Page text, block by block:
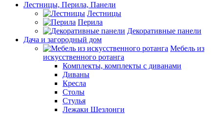
Лестницы, Перила, Панели
Лестницы
Перила
Декоративные панели
Дача и загородный дом
Мебель из
искусственного ротанга
Комплекты, комплекты с диванами
Диваны
Кресла
Столы
Стулья
Лежаки Шезлонги